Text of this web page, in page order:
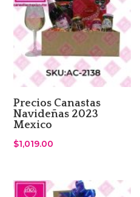
Precios Canastas
Navideñas 2023
Mexico
$1,019.00